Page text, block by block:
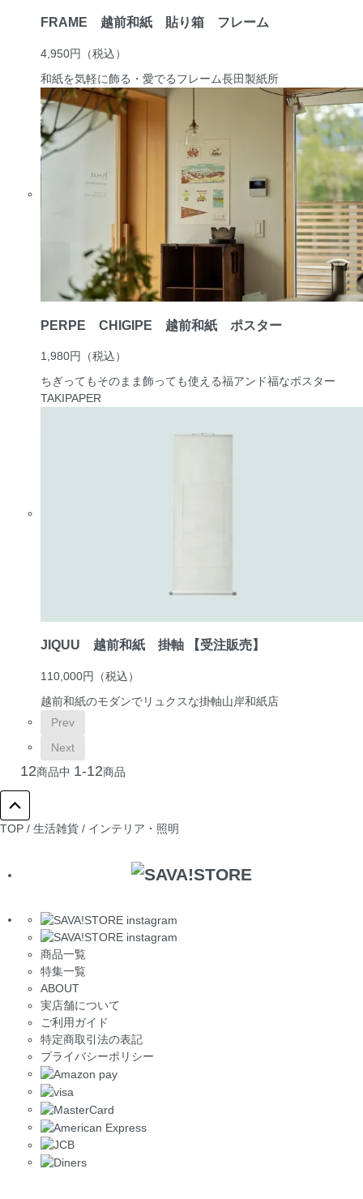
FRAME 越前和紙 貼り箱 フレーム
4,950円 （税込）
和紙を気軽に飾る・愛でるフレーム長田製紙所
PERPE CHIGIPE 越前和紙 ポスター
1,980円
（税込）
ちぎってもそのまま飾っても使える福アンド福なポスター
TAKIPAPER
JIQUU 越前和紙 掛軸 【受注販売】
110,000円
（税込）
越前和紙のモダンでリュクスな掛軸山岸和紙店
Prev
Next
12商品中 1-12商品
TOP / 生活雑貨 / インテリア・照明
商品一覧
特集一覧
ABOUT
実店舗について
ご利用ガイド
特定商取引法の表記
プライバシーポリシー